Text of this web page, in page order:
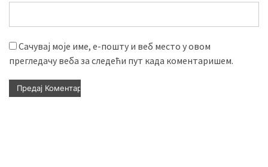
Сачувај моје име, е-пошту и веб место у овом
прегледачу веба за следећи пут када коментаришем.